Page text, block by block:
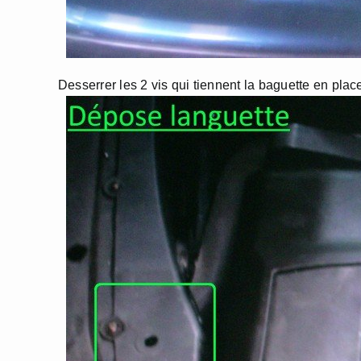
Desserrer les 2 vis qui tiennent la baguette en